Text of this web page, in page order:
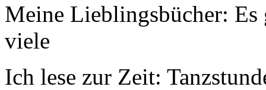
Meine Lieblingsbücher: Es
viele
Ich lese zur Zeit: